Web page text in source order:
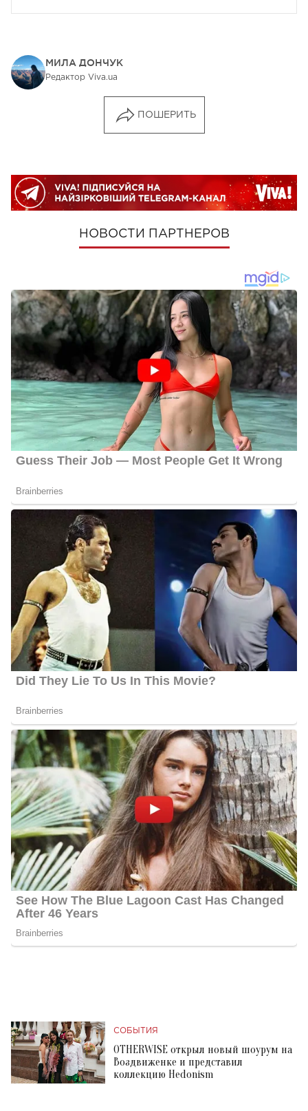
МИЛА ДОНЧУК
Редактор Viva.ua
ПОШЕРИТЬ
НОВОСТИ ПАРТНЕРОВ
СОБЫТИЯ
OTHERWISE открыл новый шоурум на
Воздвиженке и представил
коллекцию Hedonism